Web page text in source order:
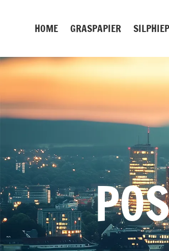
springenHOME GRASPAPIER